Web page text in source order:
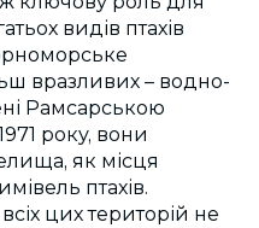
видів птахів
вразливих – водно-
Рамсарською
року, вони
як місця
птахів.
цих територій не